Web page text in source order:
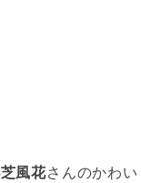
風花さんのかわい